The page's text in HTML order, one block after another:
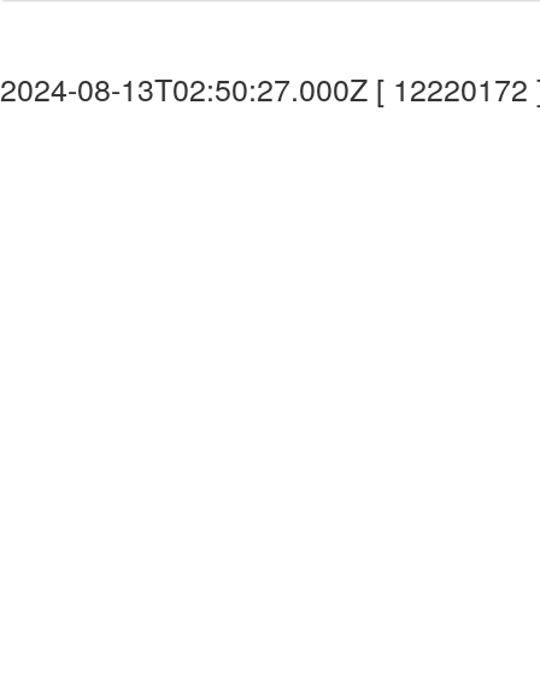
2024-08-13T02:50:27.000Z [ 12220172